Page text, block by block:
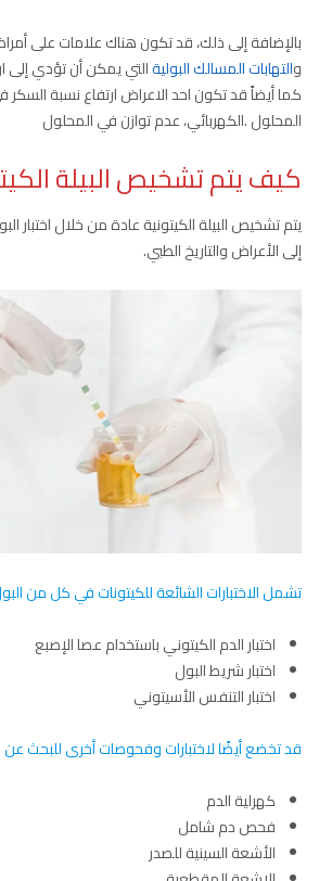
بالإضافة إلى ذلك، قد تكون هناك علامات على
والتهابات المسالك البوليةالتي يمكن أن تؤدي إلى
كما أيضاً قد تكون احد الاعراض ارتفاع نسبة
المحلول .الكهربائي، عدم توازن في المحلول
كيف يتم تشخيص البيلة
يتم تشخيص البيلة الكيتونية عادة من خلال اختبار
إلى الأعراض والتاريخ الطبي.
تشمل الاختبارات الشائعة للكيتونات في كل من
اختبار الدم الكيتوني باستخدام عصا الإصبع
اختبار شريط البول
اختبار التنفس الأسيتوني
قد تخضع أيضًا لاختبارات وفحوصات أخرى للبحث
كهرلية الدم
فحص دم شامل
الأشعة السينية للصدر